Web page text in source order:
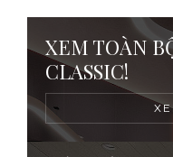
XEM TOÀN
CLASSIC!